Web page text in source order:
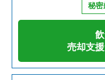
カフェの居抜き売却物
テイクアウトの居抜き
愛知県の飲食店の居抜
岐阜県の飲食店の居抜
袖ヶ浦市の飲食店の居
君津市の飲食店の居抜
千葉県の焼肉の居抜き
千葉県の鉄板焼き・お
柏市のお弁当・惣菜・
柏市のカラオケ・パブ
秘密
売却支